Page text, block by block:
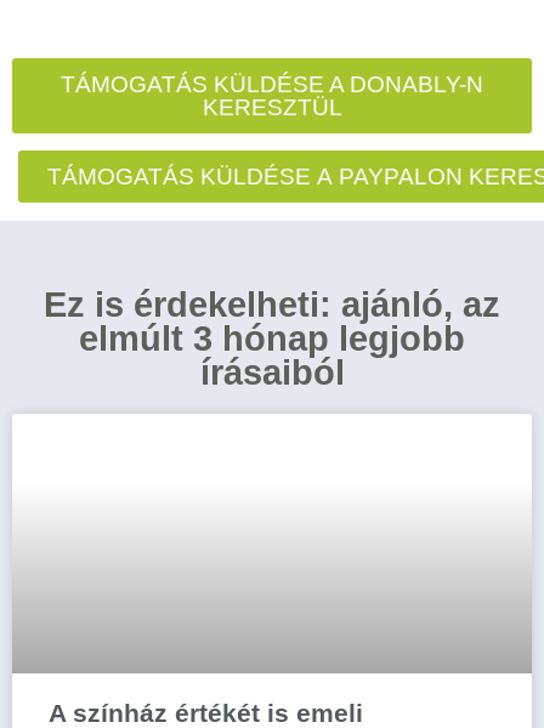
TÁMOGATÁS KÜLDÉSE A DONABLY-N
KERESZTÜL
TÁMOGATÁS KÜLDÉSE A PAYPALON
Ez is érdekelheti: ajánló, az
elmúlt 3 hónap legjobb
írásaiból
A színház értékét is emeli